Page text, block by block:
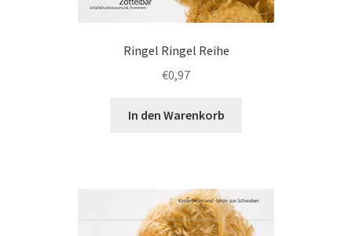
Ringel Ringel Reihe
€0,97
In den Warenkorb